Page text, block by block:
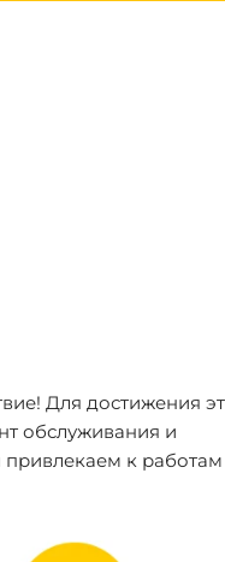
Для достижения
обслуживания и
привлекаем к работам